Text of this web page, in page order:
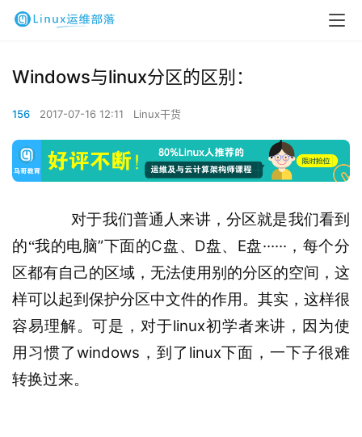
Windows与linux分区的区别：
156 2017-07-16 12:11 Linux干货
对于我们普通人来讲，分区就是我们看到
的“我的电脑”下面的C盘、 D盘、 E盘······ ，每个分
区都有自己的区域，无法使用别的分区的空间，这
样可以起到保护分区中文件的作用。其实，这样很
容易理解。可是，对于linux初学者来讲，因为使
用习惯了windows ，到了 linux下面，一下子很难
转换过来。